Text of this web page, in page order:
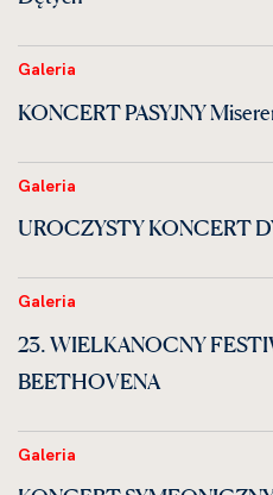
Galeria
KONCERT PASYJNY
Galeria
UROCZYSTY KONCERT
Galeria
23. WIELKANOCNY
BEETHOVENA
Galeria